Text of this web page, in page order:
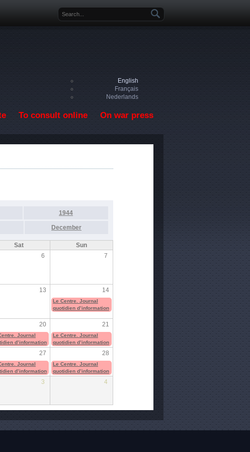
Search form
English
Français
Nederlands
To consult online On war press
1944
December
Sat
Sun
6 7
13 14
Le Centre. Journal
quotidien d’information
20 21
Journal
d’information
Le Centre. Journal
quotidien d’information
27 28
Journal
d’information
Le Centre. Journal
quotidien d’information
3 4